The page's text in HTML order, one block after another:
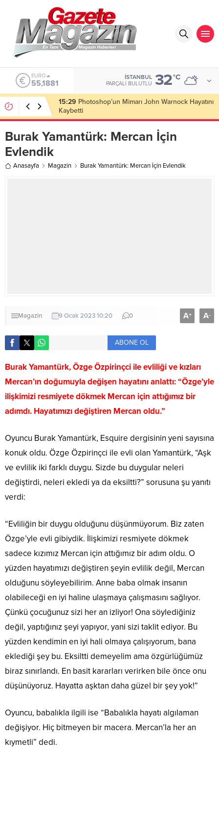
ALTIN
6.660,55
İSTANBUL
PARÇALI BULUTLU 32°C
15:26 Koronavirüste Yeni Varyant Alarmı: Tekrar Aşı
Olmalı Mı?
Burak Yamantürk: Mercan İçin
Evlendik
Anasayfa Magazin Burak Yamantürk: Mercan İçin Evlendik
Magazin 9 Ocak 2023 10:20 0 A+ A-
ABONE OL
Burak Yamantürk, Özge Özpirinçci ile evliliği ve kızları
Mercan’ın doğumuyla değişen hayatını anlattı: “Özge’yle
ilişkimizi resmiyete dökmek Mercan için attığımız bir
adımdı. Hayatımızı değiştiren Mercan oldu.”
Oyuncu Burak Yamantürk, Esquire dergisinin yeni sayısına
konuk oldu. Özge Özpirinçci ile evli olan Yamantürk, “Aşk
ve evlilik iki farklı duygu. Sizde bu duygular neleri
değiştirdi, neleri ekledi ya da eksiltti?” sorusuna şu yanıtı
verdi:
“Evliliğin bir duygu olduğunu düşünmüyorum. Biz zaten
Özge’yle evli gibiydik. İlişkimizi resmiyete dökmek
sadece kızımız Mercan için attığımız bir adım oldu. O
yüzden hayatımızı değiştiren şeyin evlilik değil, Mercan
olduğunu söyleyebilirim. Anne baba olmak insanın
olabileceği en iyi haline ulaşmaya çalışmasını sağlıyor.
Çünkü çocuğunuz sizi her an izliyor! Ona söylediğiniz
değil, yaptığınız şeyi yapıyor, yani sizi taklit ediyor. Bu
yüzden kendimin en iyi hali olmaya çalışıyorum, bana
eklediği şey bu. Eksiltti demeyelim ama özgürlüğümüz
biraz sınırlandı. En basit kararları verirken bile önce onu
düşünüyoruz. Hayatta aşktan daha güzel bir şey yok!”
Oyuncu, babalıkla ilgili ise “Babalıkla hayatı algılaman
değişiyor. Hiç bitmeyen bir macera. Mercan’la her an
kıymetli” dedi.